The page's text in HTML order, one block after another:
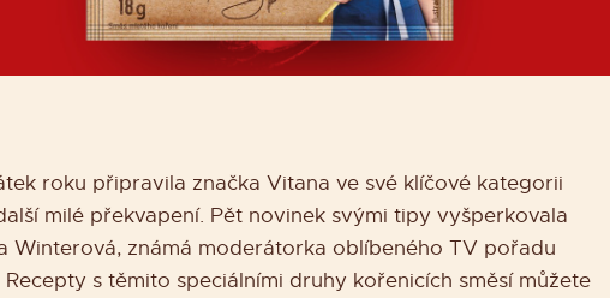
roku připravila značka Vitana ve své klíčové kategorii
milé překvapení. Pět novinek svými tipy vyšperkovala
Winterová, známá moderátorka oblíbeného TV pořadu
Recepty s těmito speciálními druhy kořenicích směsí můžete